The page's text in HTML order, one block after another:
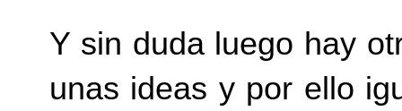
Y sin duda luego hay
unas ideas y por ello